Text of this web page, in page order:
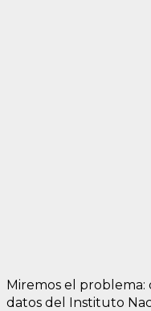
Miremos el
datos del Instituto